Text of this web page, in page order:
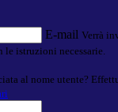
E-mail Verrà
istruzioni necessarie.
al nome utente?